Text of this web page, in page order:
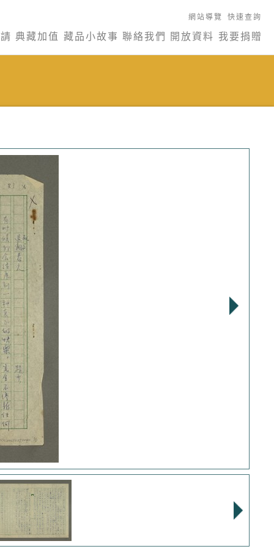
網站導覽 快速查詢
典藏加值 藏品小故事 聯絡我們 開放資料 我要捐贈